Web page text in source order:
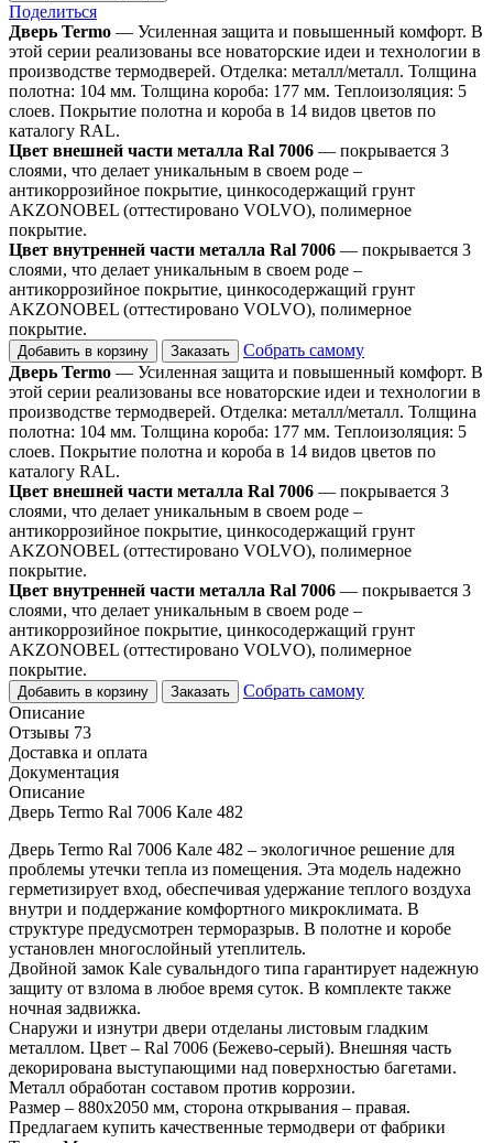
Поделиться
Дверь Termo — Усиленная защита и повышенный комфорт. В
этой серии реализованы все новаторские идеи и технологии в
производстве термодверей. Отделка: металл/металл. Толщина
полотна: 104 мм. Толщина короба: 177 мм. Теплоизоляция: 5
слоев. Покрытие полотна и короба в 14 видов цветов по
каталогу RAL.
Цвет внешней части металла Ral 7006 — покрывается 3
слоями, что делает уникальным в своем роде –
антикоррозийное покрытие, цинкосодержащий грунт
AKZONOBEL (оттестировано VOLVO), полимерное
покрытие.
Цвет внутренней части металла Ral 7006 — покрывается 3
слоями, что делает уникальным в своем роде –
антикоррозийное покрытие, цинкосодержащий грунт
AKZONOBEL (оттестировано VOLVO), полимерное
покрытие.
Добавить в корзину Заказать
Собрать самому
Дверь Termo — Усиленная защита и повышенный комфорт. В
этой серии реализованы все новаторские идеи и технологии в
производстве термодверей. Отделка: металл/металл. Толщина
полотна: 104 мм. Толщина короба: 177 мм. Теплоизоляция: 5
слоев. Покрытие полотна и короба в 14 видов цветов по
каталогу RAL.
Цвет внешней части металла Ral 7006 — покрывается 3
слоями, что делает уникальным в своем роде –
антикоррозийное покрытие, цинкосодержащий грунт
AKZONOBEL (оттестировано VOLVO), полимерное
покрытие.
Цвет внутренней части металла Ral 7006 — покрывается 3
слоями, что делает уникальным в своем роде –
антикоррозийное покрытие, цинкосодержащий грунт
AKZONOBEL (оттестировано VOLVO), полимерное
покрытие.
Добавить в корзину Заказать
Собрать самому
Описание
Отзывы 73
Доставка и оплата
Документация
Описание
Дверь Termo Ral 7006 Кале 482
Дверь Termo Ral 7006 Кале 482 – экологичное решение для
проблемы утечки тепла из помещения. Эта модель надежно
герметизирует вход, обеспечивая удержание теплого воздуха
внутри и поддержание комфортного микроклимата. В
структуре предусмотрен терморазрыв. В полотне и коробе
установлен многослойный утеплитель.
Двойной замок Kale сувальндого типа гарантирует надежную
защиту от взлома в любое время суток. В комплекте также
ночная задвижка.
Снаружи и изнутри двери отделаны листовым гладким
металлом. Цвет – Ral 7006 (Бежево-серый). Внешняя часть
декорирована выступающими над поверхностью багетами.
Металл обработан составом против коррозии.
Размер – 880х2050 мм, сторона открывания – правая.
Предлагаем купить качественные термодвери от фабрики